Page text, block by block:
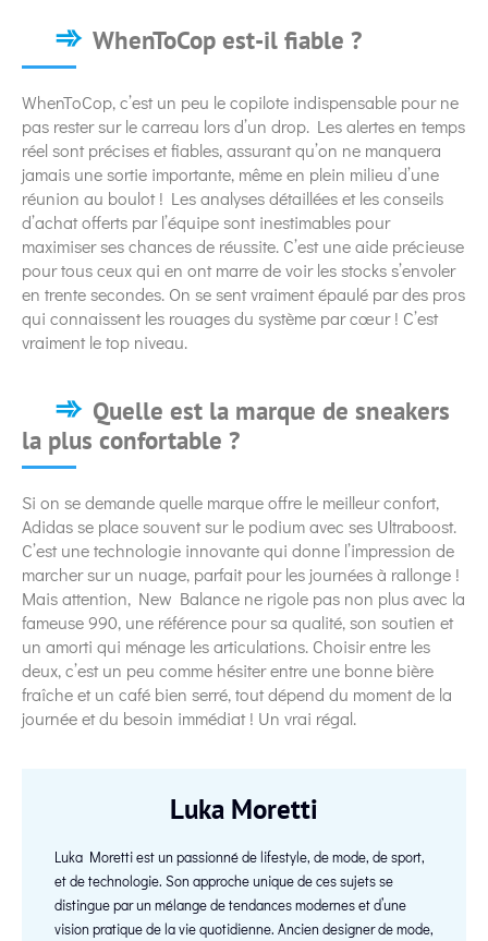
WhenToCop est-il fiable ?
WhenToCop, c’est un peu le copilote indispensable pour ne
pas rester sur le carreau lors d’un drop. Les alertes en temps
réel sont précises et fiables, assurant qu’on ne manquera
jamais une sortie importante, même en plein milieu d’une
réunion au boulot ! Les analyses détaillées et les conseils
d’achat offerts par l’équipe sont inestimables pour
maximiser ses chances de réussite. C’est une aide précieuse
pour tous ceux qui en ont marre de voir les stocks s’envoler
en trente secondes. On se sent vraiment épaulé par des pros
qui connaissent les rouages du système par cœur ! C’est
vraiment le top niveau.
Quelle est la marque de sneakers
la plus confortable ?
Si on se demande quelle marque offre le meilleur confort,
Adidas se place souvent sur le podium avec ses Ultraboost.
C’est une technologie innovante qui donne l’impression de
marcher sur un nuage, parfait pour les journées à rallonge !
Mais attention, New Balance ne rigole pas non plus avec la
fameuse 990, une référence pour sa qualité, son soutien et
un amorti qui ménage les articulations. Choisir entre les
deux, c’est un peu comme hésiter entre une bonne bière
fraîche et un café bien serré, tout dépend du moment de la
journée et du besoin immédiat ! Un vrai régal.
Luka Moretti
Luka Moretti est un passionné de lifestyle, de mode, de sport,
et de technologie. Son approche unique de ces sujets se
distingue par un mélange de tendances modernes et d’une
vision pratique de la vie quotidienne. Ancien designer de mode,